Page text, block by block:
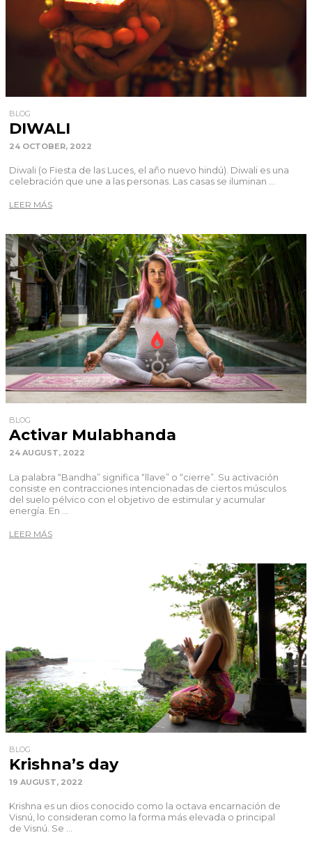
BLOG
DIWALI
24 OCTOBER, 2022
Diwali (o Fiesta de las Luces, el año nuevo hindú). Diwali es una
celebración que une a las personas. Las casas se iluminan ...
LEER MÁS
BLOG
Activar Mulabhanda
24 AUGUST, 2022
La palabra “Bandha” significa “llave” o “cierre”. Su activación
consiste en contracciones intencionadas de ciertos músculos
del suelo pélvico con el objetivo de estimular y acumular
energía. En ...
LEER MÁS
BLOG
Krishna’s day
19 AUGUST, 2022
Krishna es un dios conocido como la octava encarnación de
Visnú, lo consideran como la forma más elevada o principal
de Visnú. Se ...